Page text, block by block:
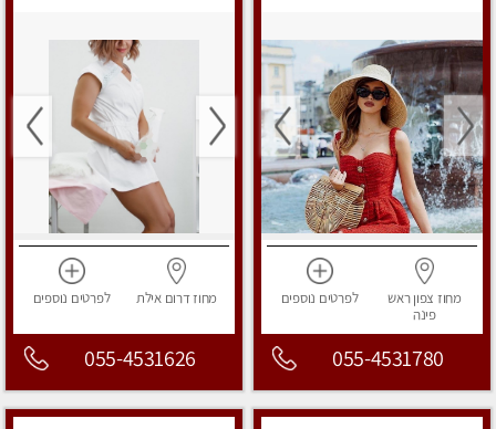
מחוז צפוןראש
פינה
לפרטים נוספים
055-4531780
מחוז דרוםאילת לפרטים נוספים
055-4531626